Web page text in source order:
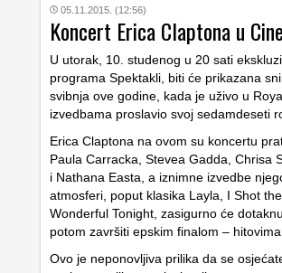
05.11.2015. (12:56)
Koncert Erica Claptona u
U utorak, 10. studenog u 20 sati
programa Spektakli, biti će prikazana
svibnja ove godine, kada je uživo u
izvedbama proslavio svoj sedamdeseti
Erica Claptona na ovom su koncertu
Paula Carracka, Stevea Gadda, Chrisa
i Nathana Easta, a iznimne izvedbe
atmosferi, poput klasika Layla, I Shot
Wonderful Tonight, zasigurno će
potom završiti epskim finalom –
Ovo je neponovljiva prilika da se